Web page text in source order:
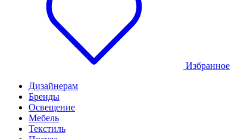
Избранное
Дизайнерам
Бренды
Освещение
Мебель
Текстиль